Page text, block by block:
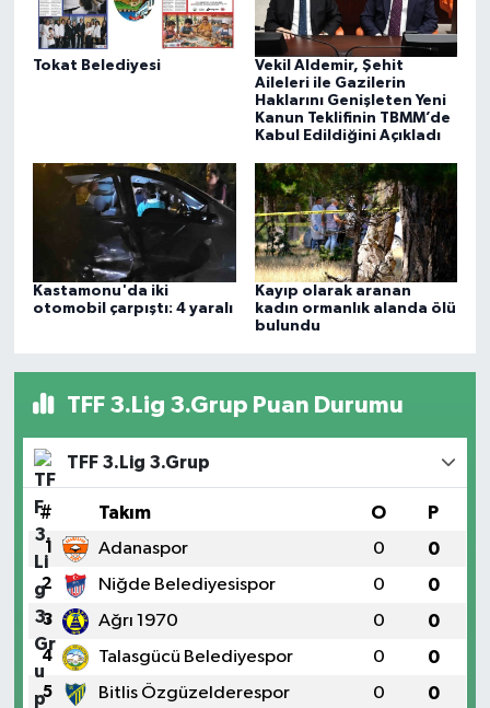
Tokat Belediyesi
Vekil Aldemir, Şehit
Aileleri ile Gazilerin
Haklarını Genişleten Yeni
Kanun Teklifinin TBMM’de
Kabul Edildiğini Açıkladı
Kastamonu'da iki
otomobil çarpıştı: 4 yaralı
Kayıp olarak aranan
kadın ormanlık alanda ölü
bulundu
TFF 3.Lig 3.Grup Puan Durumu
TFF 3.Lig 3.Grup
# Takım O P
1 Adanaspor 0 0
2 Niğde Belediyesispor 0 0
3 Ağrı 1970 0 0
4 Talasgücü Belediyespor 0 0
5 Bitlis Özgüzelderespor 0 0